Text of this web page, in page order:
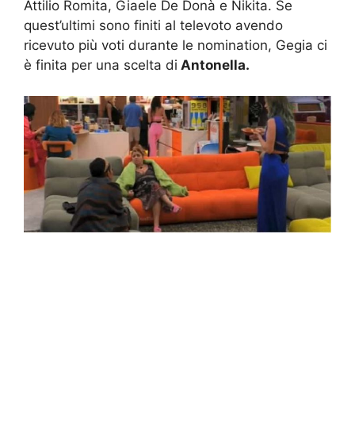
Attilio Romita, Giaele De Donà e Nikita. Se
quest’ultimi sono finiti al televoto avendo
ricevuto più voti durante le nomination, Gegia ci
è finita per una scelta di Antonella.